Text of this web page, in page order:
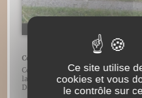
Courir avant-pied en descente
Contenu vidéo lié à l’ouvrage Guide
la foulée, Frédéric Brigaud,
DésIris.
Ce site utilise
cookies et vous
le contrôle sur